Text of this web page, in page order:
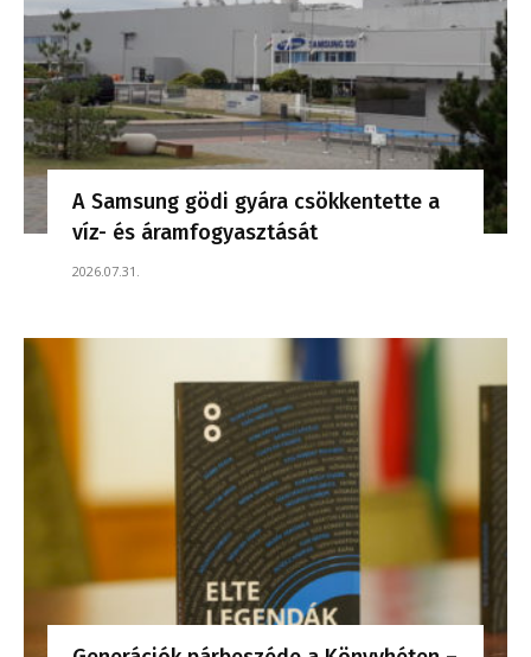
A Samsung gödi gyára csökkentette a
víz- és áramfogyasztását
2026.07.31.